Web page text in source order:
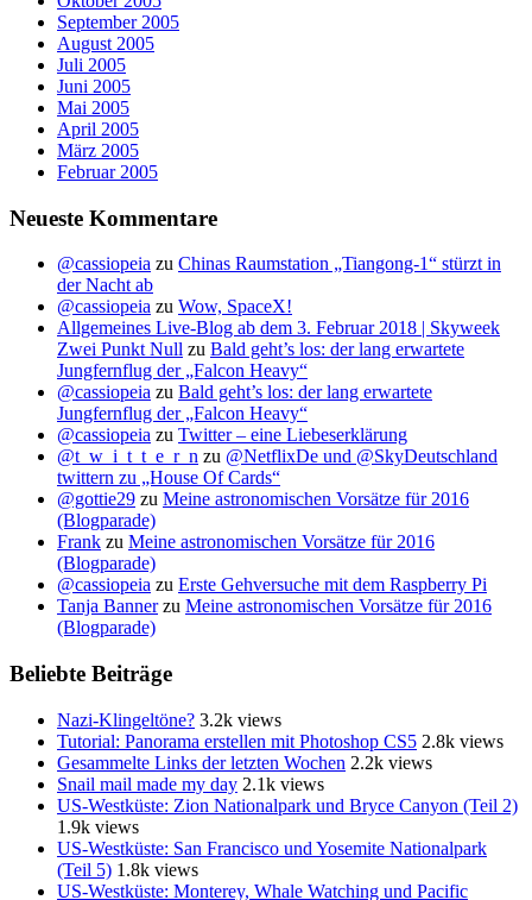
September 2005
August 2005
Juli 2005
Juni 2005
Mai 2005
April 2005
März 2005
Februar 2005
Neueste Kommentare
@cassiopeia zu Chinas Raumstation „Tiangong-1“ stürzt in
der Nacht ab
@cassiopeia zu Wow, SpaceX!
Allgemeines Live-Blog ab dem 3. Februar 2018 | Skyweek
Zwei Punkt Null zu Bald geht’s los: der lang erwartete
Jungfernflug der „Falcon Heavy“
@cassiopeia zu Bald geht’s los: der lang erwartete
Jungfernflug der „Falcon Heavy“
@cassiopeia zu Twitter – eine Liebeserklärung
@t_w_i_t_t_e_r_n zu @NetflixDe und @SkyDeutschland
twittern zu „House Of Cards“
@gottie29 zu Meine astronomischen Vorsätze für 2016
(Blogparade)
Frank zu Meine astronomischen Vorsätze für 2016
(Blogparade)
@cassiopeia zu Erste Gehversuche mit dem Raspberry Pi
Tanja Bannerzu Meine astronomischen Vorsätze für 2016
(Blogparade)
Beliebte Beiträge
Nazi-Klingeltöne? 3.2k views
Tutorial: Panorama erstellen mit Photoshop CS5 2.8k views
Gesammelte Links der letzten Wochen 2.2k views
Snail mail made my day 2.1k views
US-Westküste: Zion Nationalpark und Bryce Canyon (Teil 2)
1.9k views
US-Westküste: San Francisco und Yosemite Nationalpark
(Teil 5) 1.8k views
US-Westküste: Monterey, Whale Watching und Pacific